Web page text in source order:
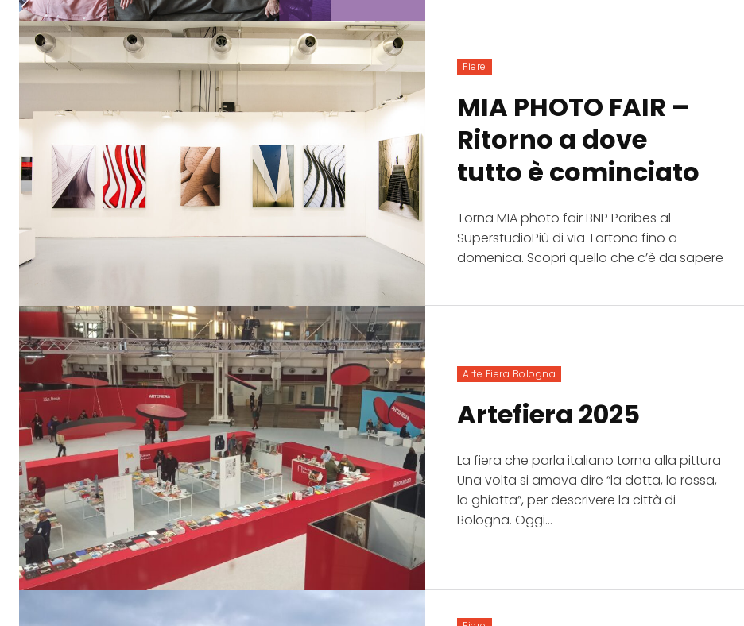
Fiere
MIA PHOTO FAIR –
Ritorno a dove
tutto è cominciato
Torna MIA photo fair BNP Paribes al
SuperstudioPiù di via Tortona fino a
domenica. Scopri quello che c’è da sapere
Arte Fiera Bologna
Artefiera 2025
La fiera che parla italiano torna alla pittura
Una volta si amava dire “la dotta, la rossa,
la ghiotta”, per descrivere la città di
Bologna. Oggi...
Iscriviti alla nostra
Iscriviti subito alle news di Collezione da Tiffany e
riceverai contenuti esclusivi selezionati per
te riguardanti il mercato dell'arte.
Completa il form e potrai scaricare subito
gratuitamente la nuova Guida Mercato dell'Arte
Sono un collezionista
Si
No
ISCRIVITI!